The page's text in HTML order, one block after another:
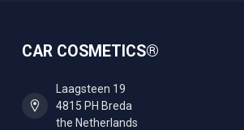
CAR COSMETICS®
Laagsteen 19
4815 PH Breda
the Netherlands